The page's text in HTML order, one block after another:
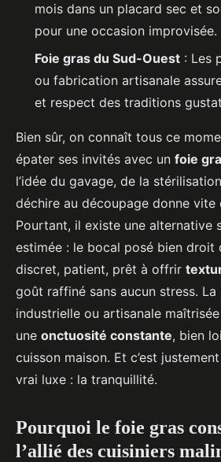
mois dans un placard sec et
pour une occasion improvisée.
Foie gras du Sud-Ouest : Les
ou fabrication artisanale
et respect des traditions
Bien sûr, on connaît tous ce
épater ses invités avec un foie
l’idée du gavage, de la
déchire au découpage donne vite
Pourtant, il existe une alternative
estimée : le bocal posé bien droit
discret, patient, prêt à offrir
goût raffiné sans aucun stress.
industrielle ou artisanale
une onctuosité constante, bien
cuisson maison. Et c’est
vrai luxe : la tranquillité.
Pourquoi le foie gras
l’allié des cuisiniers